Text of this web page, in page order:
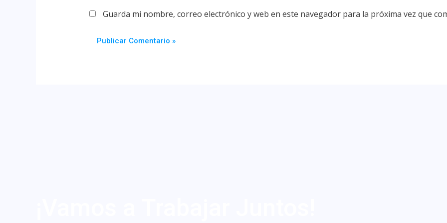
Guarda mi nombre, correo electrónico y web en este navegador para la próxima vez que